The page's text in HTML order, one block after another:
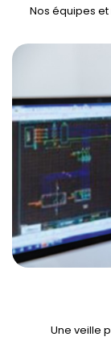
Nos équipes
Une veille